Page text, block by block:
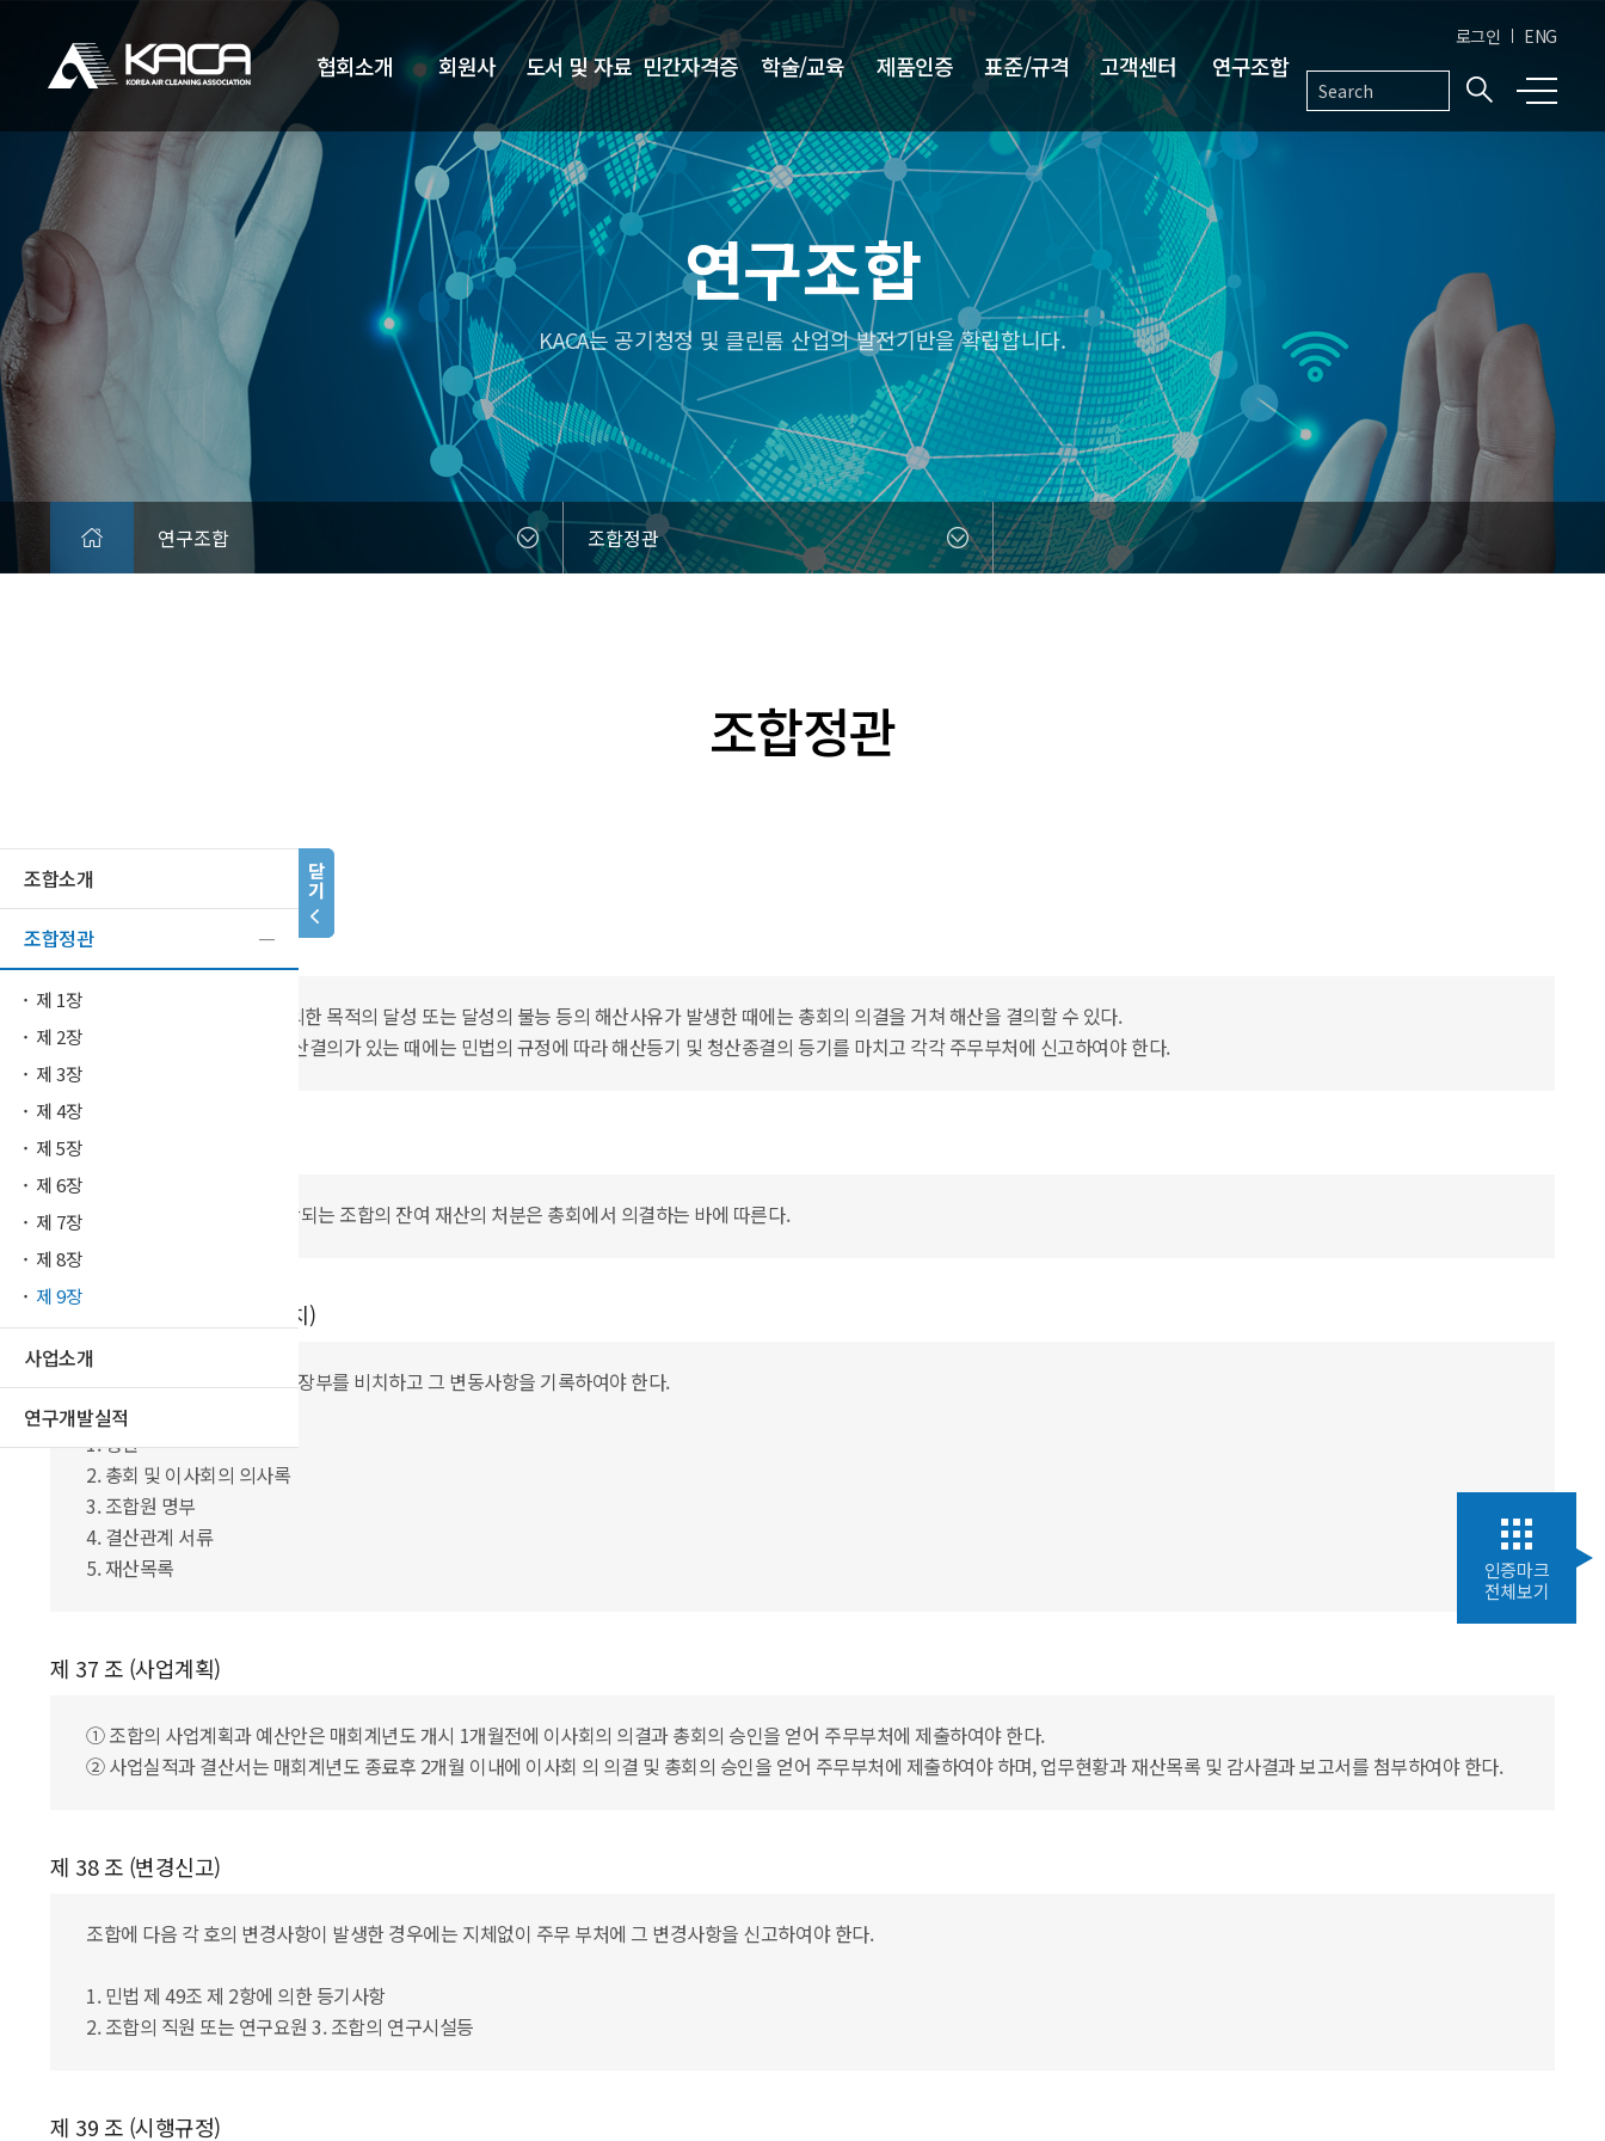
협회소개 회원사 도서 및 자료 민간자격증 학술/교육 제품인증 표준/규격 고객센터 연구조합
로그인 ENG
연구조합
KACA는 공기청정 및 클린룸 산업의 발전기반을 확립합니다.
연구조합 조합정관
조합소개
조합정관
제 1장
제 2장
제 3장
제 4장
제 5장
제 6장
제 7장
제 8장
제 9장
사업소개
연구개발실적
조합정관
제 34 조 (해산)
① 조합은 제1조의 규정에 의한 목적의 달성 또는 달성의 불능 등의 해산사유가 발생한 때에는 총회의 의결을 거쳐 해산을 결의할 수 있다.
② 제 1항의 규정에 의한 해산결의가 있는 때에는 민법의 규정에 따라 해산등기 및 청산종결의 등기를 마치고 각각 주무부처에 신고하여야 한다.
제 35 조 (잔여재산의 처분)
제 34 조의 규정에 따라 해산되는 조합의 잔여 재산의 처분은 총회에서 의결하는 바에 따른다.
제 36 조 (서류 및 장부의 비치)
조합은 다음 각호의 서류 및 장부를 비치하고 그 변동사항을 기록하여야 한다.
1. 정관
2. 총회 및 이사회의 의사록
3. 조합원 명부
4. 결산관계 서류
5. 재산목록
제 37 조 (사업계획)
① 조합의 사업계획과 예산안은 매회계년도 개시 1개월전에 이사회의 의결과 총회의 승인을 얻어 주무부처에 제출하여야 한다.
② 사업실적과 결산서는 매회계년도 종료후 2개월 이내에 이사회 의 의결 및 총회의 승인을 얻어 주무부처에 제출하여야 하며, 업무현황과 재산목록 및 감사결과 보고서를 첨부하여야 한다.
제 38 조 (변경신고)
조합에 다음 각 호의 변경사항이 발생한 경우에는 지체없이 주무 부처에 그 변경사항을 신고하여야 한다.
1. 민법 제 49조 제 2항에 의한 등기사항
2. 조합의 직원 또는 연구요원 3. 조합의 연구시설등
제 39 조 (시행규정)
인증마크
전체보기